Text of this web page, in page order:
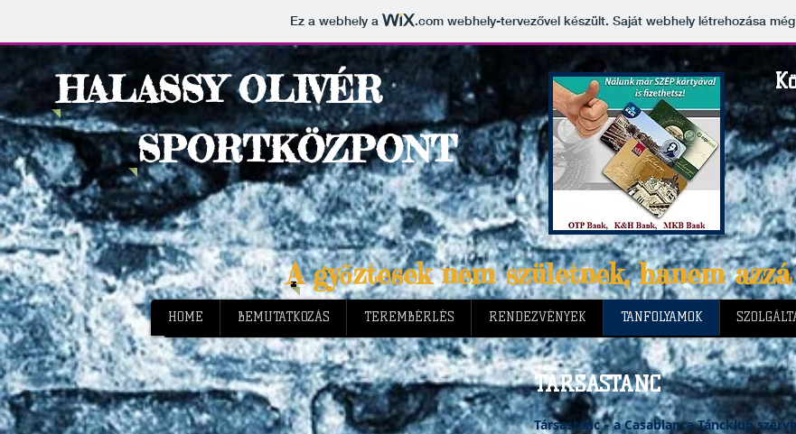
Ez a webhely a .comwebhely-tervezővel készült. Saját webhely létrehozása
HALASSY OLIVÉR
SPORTKÖZPONT
A győztesek nem születnek, hanem
TÁRSASTÁNC
Társastánc – a Casablanca Táncklub
HOME BEMUTATKOZÁS TEREMBÉRLÉS RENDEZVÉNYEK TANFOLYAMOK